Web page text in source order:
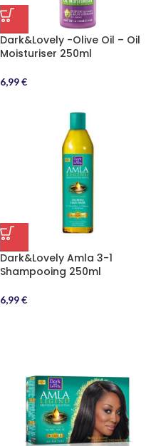
Dark&Lovely -Olive Oil – Oil
Moisturiser 250ml
6,99€
Dark&Lovely Amla 3-1
Shampooing 250ml
6,99€